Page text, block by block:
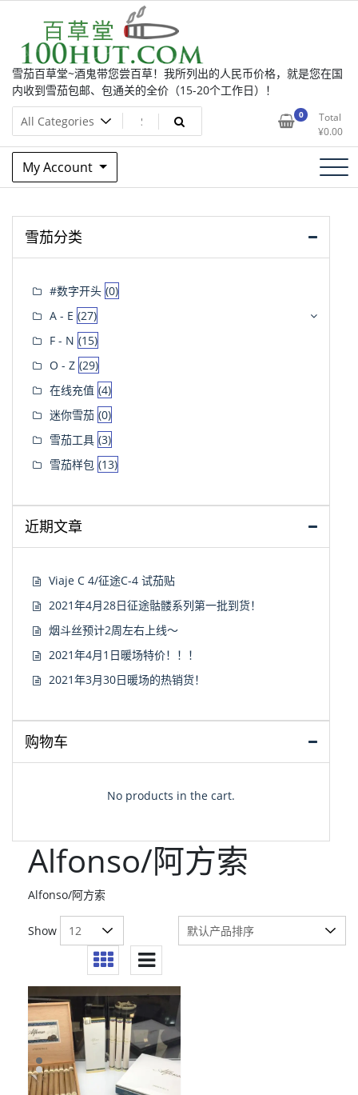
content
雪茄百草堂~酒鬼带您尝百草！我所列出的人民币价格，就是您在国
内收到雪茄包邮、包通关的全价（15-20个工作日）！
0
Total
¥0.00
My Account
Alfonso/阿方索
Alfonso/阿方索
Show
雪茄分类
#数字开头 (0)
A - E (27)
F - N (15)
O - Z (29)
在线充值 (4)
迷你雪茄 (0)
雪茄工具 (3)
雪茄样包 (13)
近期文章
Viaje C 4/征途C-4 试茄贴
2021年4月28日征途骷髅系列第一批到货！
烟斗丝预计2周左右上线～
2021年4月1日暖场特价！！！
2021年3月30日暖场的热销货！
购物车
No products in the cart.